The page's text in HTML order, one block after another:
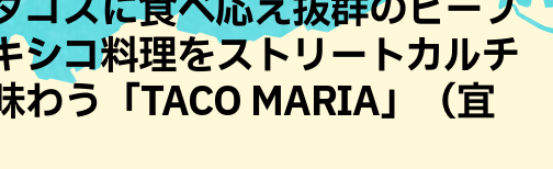
ステーキ・焼肉 焼鳥・串料理
その他の肉料理 居酒屋・バー
フェ・バイキング スイーツ
サウナ 公園
沖縄の海
シコ料理をストリートカルチ
わう「TACO MARIA」（宜